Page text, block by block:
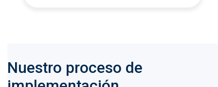
Nuestro proceso de